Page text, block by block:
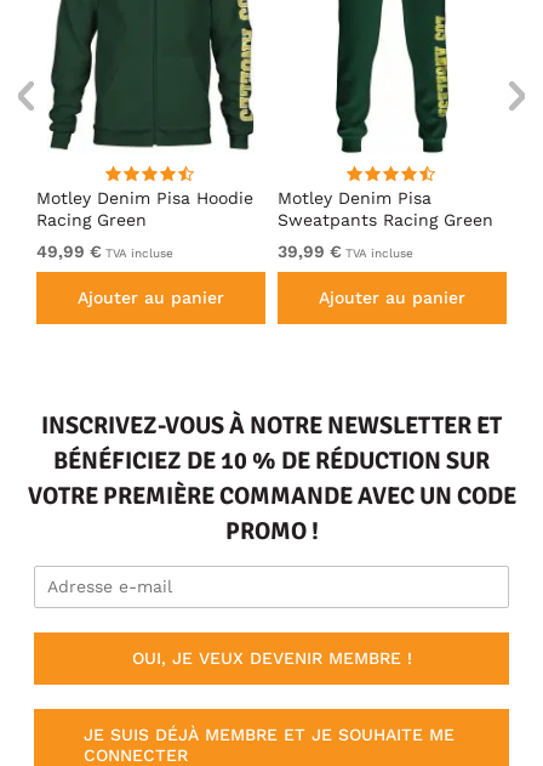
Motley Denim Pisa Hoodie
Racing Green
49,99 € TVA incluse
Ajouter au panier
Motley Denim Pisa
Sweatpants Racing Green
39,99 € TVA incluse
Ajouter au panier
INSCRIVEZ-VOUS À NOTRE NEWSLETTER ET
BÉNÉFICIEZ DE 10 % DE RÉDUCTION SUR
VOTRE PREMIÈRE COMMANDE AVEC UN CODE
PROMO !
OUI, JE VEUX DEVENIR MEMBRE !
JE SUIS DÉJÀ MEMBRE ET JE SOUHAITE ME
CONNECTER